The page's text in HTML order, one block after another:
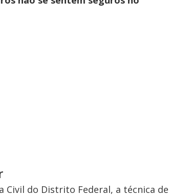
Civil do Distrito Federal, a técnica de